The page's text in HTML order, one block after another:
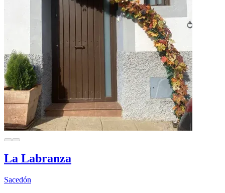
La Labranza
Sacedón